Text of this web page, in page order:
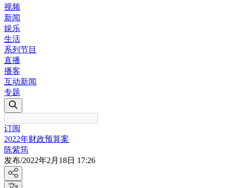
视频
新闻
娱乐
生活
系列节目
直播
播客
互动新闻
专题
订阅
2022年财政预算案
陈紫筠
发布/2022年2月18日 17:26